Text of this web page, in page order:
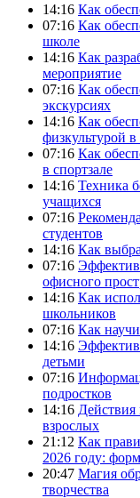
14:16 Как
07:16 Как
школе
14:16 Как
мероприятие
07:16 Как
экскурсиях
14:16 Как
физкультурой
07:16 Как
в спортзале
14:16 Техника
учащихся
07:16
студентов
14:16 Как
07:16
офисного
14:16 Как
школьников
07:16 Как
14:16
детьми
07:16
подростков
14:16 Действия
взрослых
21:12 Как
2026 году:
20:47 Магия
творчества